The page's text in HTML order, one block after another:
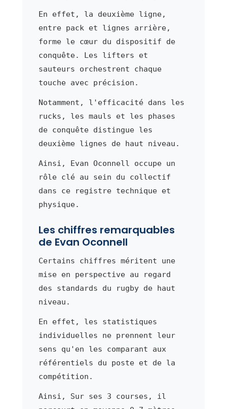
En effet, la deuxième ligne,
entre pack et lignes arrière,
forme le cœur du dispositif de
conquête. Les lifters et
sauteurs orchestrent chaque
touche avec précision.
Notamment, l'efficacité dans les
rucks, les mauls et les phases
de conquête distingue les
deuxième lignes de haut niveau.
Ainsi, Evan Oconnell occupe un
rôle clé au sein du collectif
dans ce registre technique et
physique.
Les chiffres remarquables
de Evan Oconnell
Certains chiffres méritent une
mise en perspective au regard
des standards du rugby de haut
niveau.
En effet, les statistiques
individuelles ne prennent leur
sens qu'en les comparant aux
référentiels du poste et de la
compétition.
Ainsi, Sur ses 3 courses, il